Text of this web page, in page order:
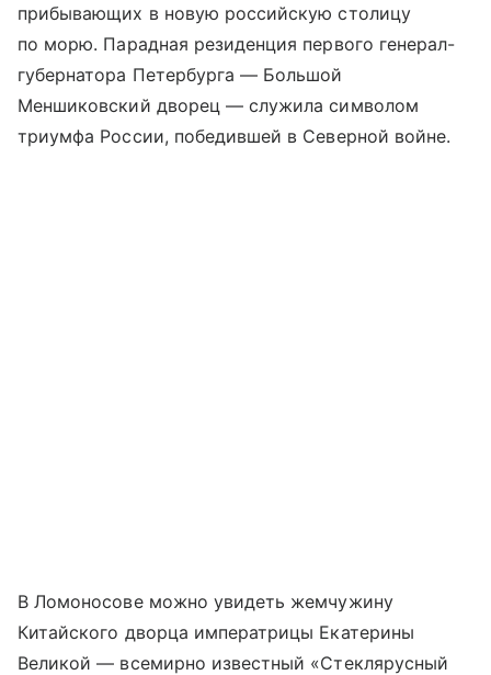
прибывающих в новую российскую столицу
по морю. Парадная резиденция первого генерал-
губернатора Петербурга — Большой
Меншиковский дворец — служила символом
триумфа России, победившей в Северной войне.
В Ломоносове можно увидеть жемчужину
Китайского дворца императрицы Екатерины
Великой — всемирно известный «Стеклярусный